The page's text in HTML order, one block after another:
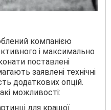
компанією
і максимально
поставлені
заявлені технічні
додаткових опцій.
можливості:
для кращої